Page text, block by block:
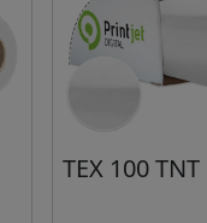
TEX 100 TNT